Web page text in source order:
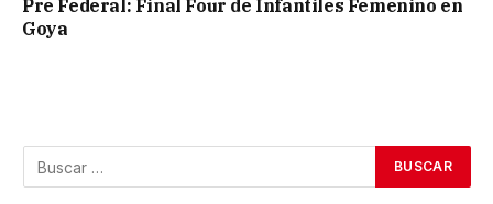
Pre Federal: Final Four de Infantiles Femenino en
Goya